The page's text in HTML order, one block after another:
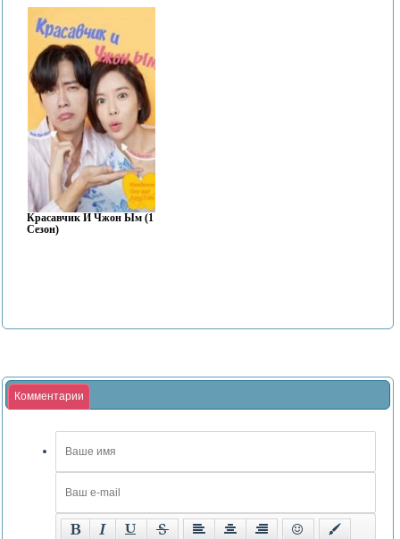
Красавчик И Чжон Ым (1
Сезон)
Комментарии